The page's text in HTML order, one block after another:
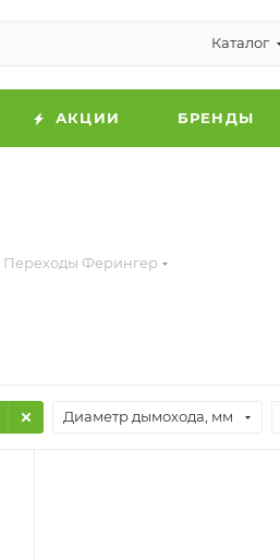
Каталог
АКЦИИ БРЕНДЫ
Переходы Ферингер
Диаметр дымохода, мм